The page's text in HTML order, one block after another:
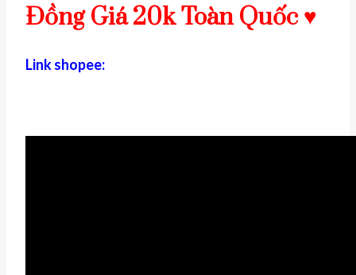
Đồng Giá 20k Toàn Quốc ♥
Link shopee: